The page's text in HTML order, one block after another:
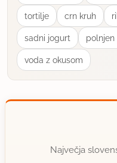
tortilje crn kruh
sadni jogurt polnjen
voda z okusom
Največja